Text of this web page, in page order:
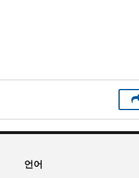
언어